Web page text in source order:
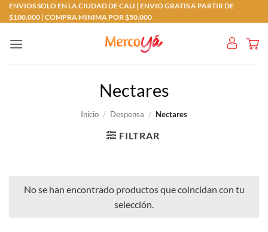
Saltar
al
ENVIOS SOLO EN LA CIUDAD DE CALI | ENVIO GRATIS A PARTIR DE
$100.000 | COMPRA MINIMA POR $50.000
Nectares
Inicio / Despensa / Nectares
FILTRAR
No se han encontrado productos que coincidan con tu
selección.